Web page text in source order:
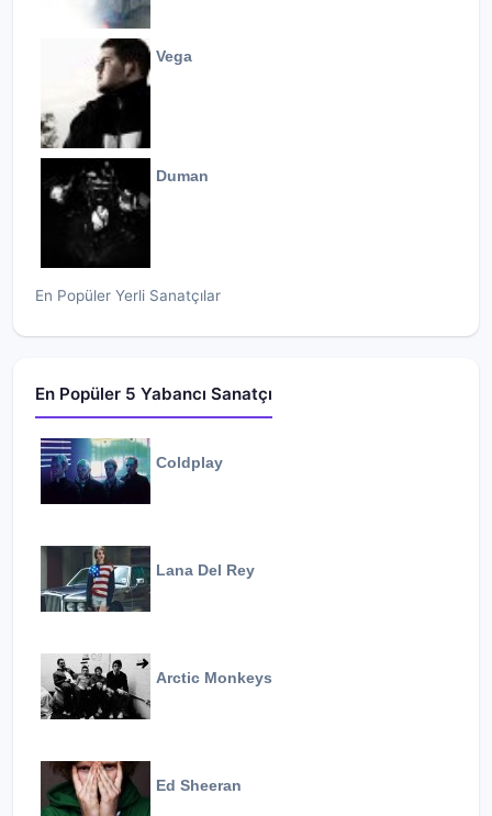
Vega
Duman
En Popüler Yerli Sanatçılar
En Popüler 5 Yabancı Sanatçı
Coldplay
Lana Del Rey
Arctic Monkeys
Ed Sheeran